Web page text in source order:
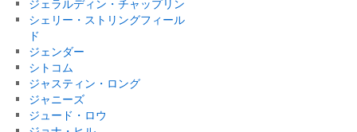
ジェラルディン・チャップリン
シェリー・ストリングフィール
ド
ジェンダー
シトコム
ジャスティン・ロング
ジャニーズ
ジュード・ロウ